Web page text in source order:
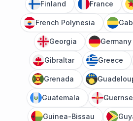
Finland France
French Polynesia
Georgia Germany
Gibraltar Greece
Grenada
Guatemala
Guinea-Bissau